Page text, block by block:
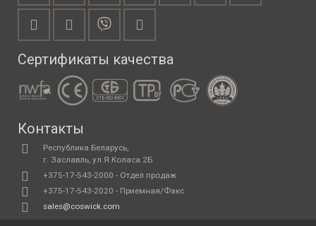
Сертификаты качества
Контакты
Республика Беларусь,
г. Заславль, ул.Я.Коласа 2Б
+375-17-543-2000 - Отдел продаж
+375-17-543-2020 - Приемная/Факс
sales@coswick.com